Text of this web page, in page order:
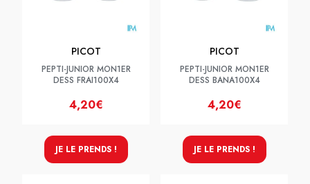
PICOT
PEPTI-JUNIOR MON1ER
DESS FRAI100X4
4,20€
JE LE PRENDS !
PICOT
PEPTI-JUNIOR MON1ER
DESS BANA100X4
4,20€
JE LE PRENDS !